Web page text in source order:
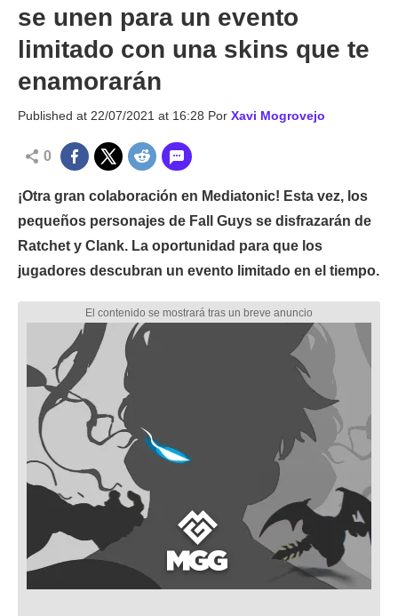
se unen para un evento
limitado con una skins que te
enamorarán
Published at 22/07/2021 at 16:28 Por Xavi Mogrovejo
0
¡Otra gran colaboración en Mediatonic! Esta vez, los
pequeños personajes de Fall Guys se disfrazarán de
Ratchet y Clank. La oportunidad para que los
jugadores descubran un evento limitado en el tiempo.